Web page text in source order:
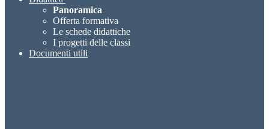
Panoramica
Offerta formativa
Le schede didattiche
I progetti delle classi
Documenti utili